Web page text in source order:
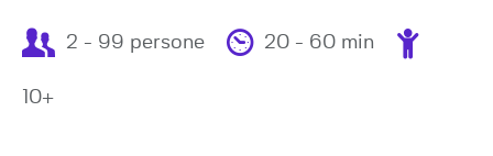
2 - 99 persone 20 - 60 min
10+